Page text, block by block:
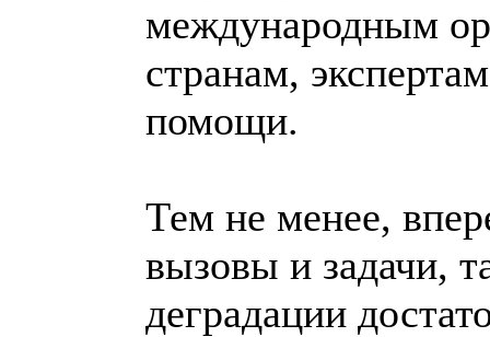
международным
странам,
помощи.
Тем не менее,
вызовы и задачи,
деградации